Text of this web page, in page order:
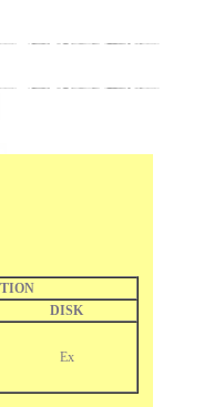
DISK
Ex